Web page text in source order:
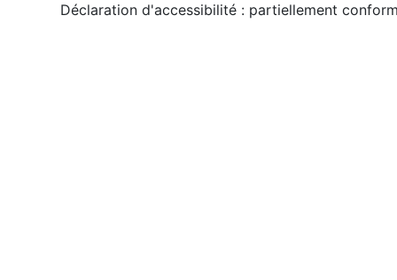
Déclaration d'accessibilité : partiellement